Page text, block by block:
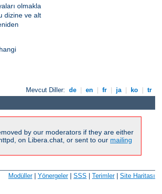
olmakla
dizine ve alt
Mevcut Diller: de en fr ja ko tr
by our moderators if they are either
on Libera.chat, or sent to our mailing
Modüller| Yönergeler| SSS Terimler| Site Haritası